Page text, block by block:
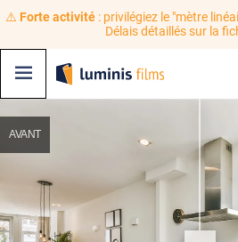
⚠️ Forte activité: privilégiez le "mètre
Délais détaillés sur la
AVANT